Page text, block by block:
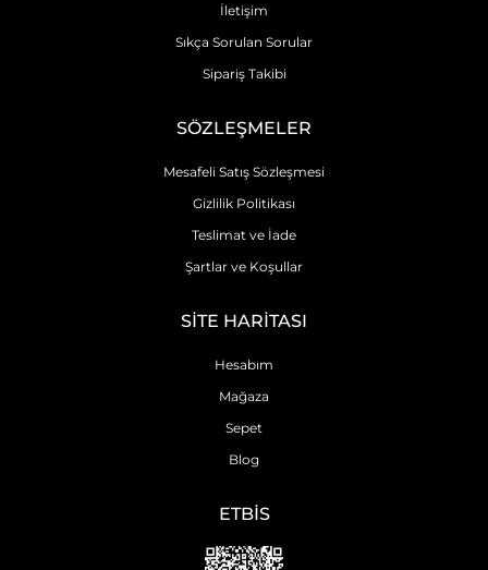
İletişim
Sıkça Sorulan Sorular
Sipariş Takibi
SÖZLEŞMELER
Mesafeli Satış Sözleşmesi
Gizlilik Politikası
Teslimat ve İade
Şartlar ve Koşullar
SİTE HARİTASI
Hesabım
Mağaza
Sepet
Blog
ETBİS